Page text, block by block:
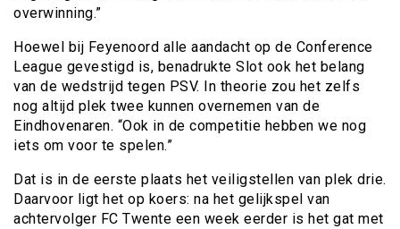
overwinning.”
Hoewel bij Feyenoord alle aandacht op de Conference
League gevestigd is, benadrukte Slot ook het belang
van de wedstrijd tegen PSV. In theorie zou het zelfs
nog altijd plek twee kunnen overnemen van de
Eindhovenaren. “Ook in de competitie hebben we nog
iets om voor te spelen.”
Dat is in de eerste plaats het veiligstellen van plek drie.
Daarvoor ligt het op koers: na het gelijkspel van
achtervolger FC Twente een week eerder is het gat met